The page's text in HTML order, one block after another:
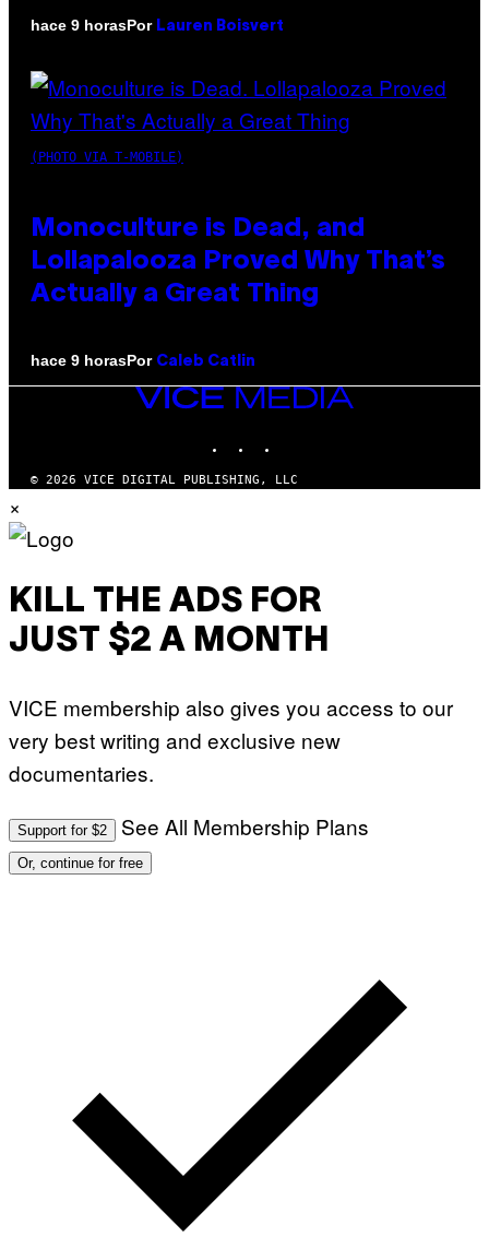
hace 9 horasPor Lauren Boisvert
(PHOTO VIA T-MOBILE)
Monoculture is Dead, and
Lollapalooza Proved Why That’s
Actually a Great Thing
hace 9 horasPor Caleb Catlin
VICE
MEDIA
© 2026 VICE DIGITAL PUBLISHING, LLC
×
KILL THE ADS FOR
JUST $2 A MONTH
VICE membership also gives you access to our
very best writing and exclusive new
documentaries.
Support for $2 See All Membership Plans
Or, continue for free